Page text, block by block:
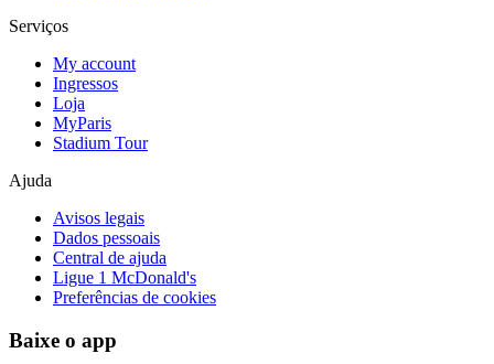
Serviços
My account
Ingressos
Loja
MyParis
Stadium Tour
Ajuda
Avisos legais
Dados pessoais
Central de ajuda
Ligue 1 McDonald's
Preferências de cookies
Baixe o app